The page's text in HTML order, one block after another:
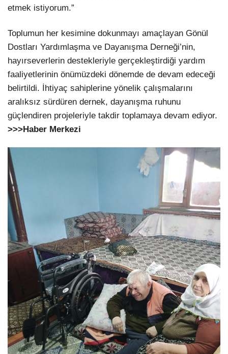
etmek istiyorum.”
Toplumun her kesimine dokunmayı amaçlayan Gönül
Dostları Yardımlaşma ve Dayanışma Derneği’nin,
hayırseverlerin destekleriyle gerçekleştirdiği yardım
faaliyetlerinin önümüzdeki dönemde de devam edeceği
belirtildi. İhtiyaç sahiplerine yönelik çalışmalarını
aralıksız sürdüren dernek, dayanışma ruhunu
güçlendiren projeleriyle takdir toplamaya devam ediyor.
>>>Haber Merkezi